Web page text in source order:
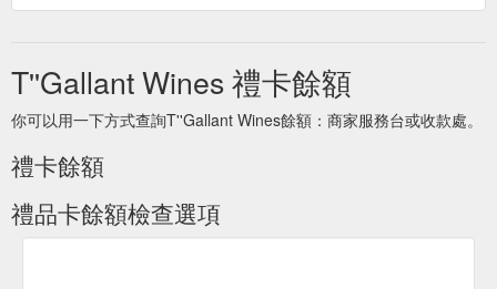
T''Gallant Wines 禮卡餘額
你可以用一下方式查詢T''Gallant Wines餘額：商家服務台或收款處。
禮卡餘額
禮品卡餘額檢查選項